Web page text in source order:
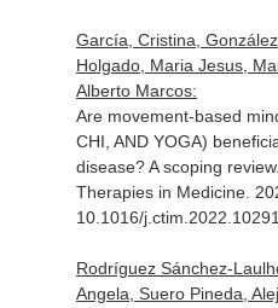
García, Cristina,
Holgado, Maria Jesus,
Alberto Marcos:
Are movement-based
CHI, AND YOGA)
disease? A scoping review.
Therapies in Medicine.
10.1016/
Rodríguez Sánchez-
Angela, Suero Pineda,